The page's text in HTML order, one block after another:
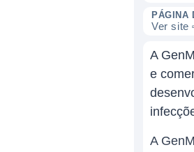
PÁGINA
Ver site
A
e
A